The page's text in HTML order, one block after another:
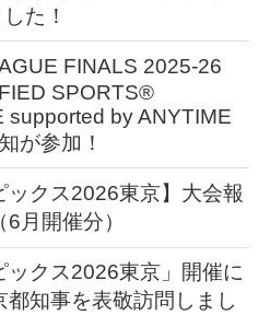
た！
FINALS 2025-26
SPORTS®︎
supported by ANYTIME
が参加！
ックス2026東京】大会報
月開催分）
ックス2026東京」開催に
知事を表敬訪問しまし